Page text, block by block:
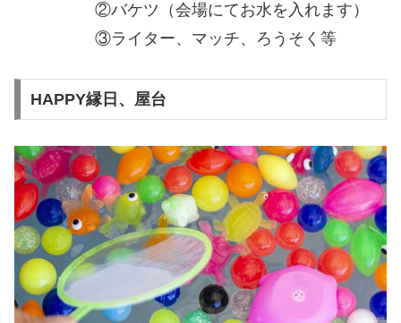
②バケツ（会場にてお水を入れます）
③ライター、マッチ、ろうそく等
HAPPY縁日、屋台